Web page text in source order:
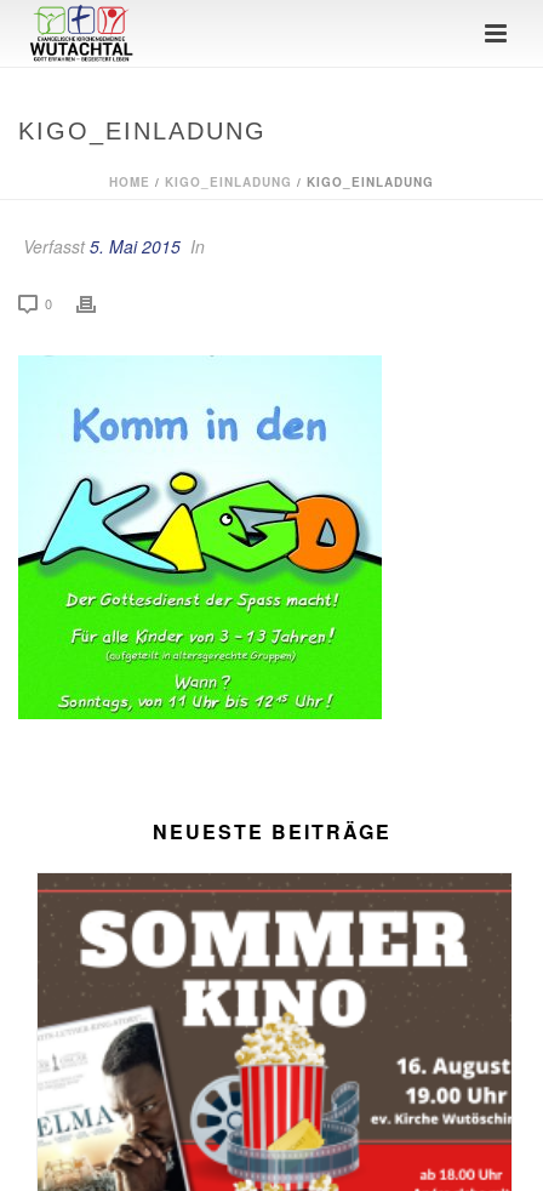
KIGO_EINLADUNG
HOME / KIGO_EINLADUNG / KIGO_EINLADUNG
Verfasst5. Mai 2015 In
0
NEUESTE BEITRÄGE